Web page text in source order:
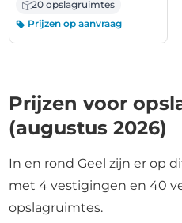
20 opslagruimtes
Prijzen op aanvraag
Prijzen voor
(augustus 2026)
In en rond Geel zijn er op
met 4 vestigingen en 40
opslagruimtes.